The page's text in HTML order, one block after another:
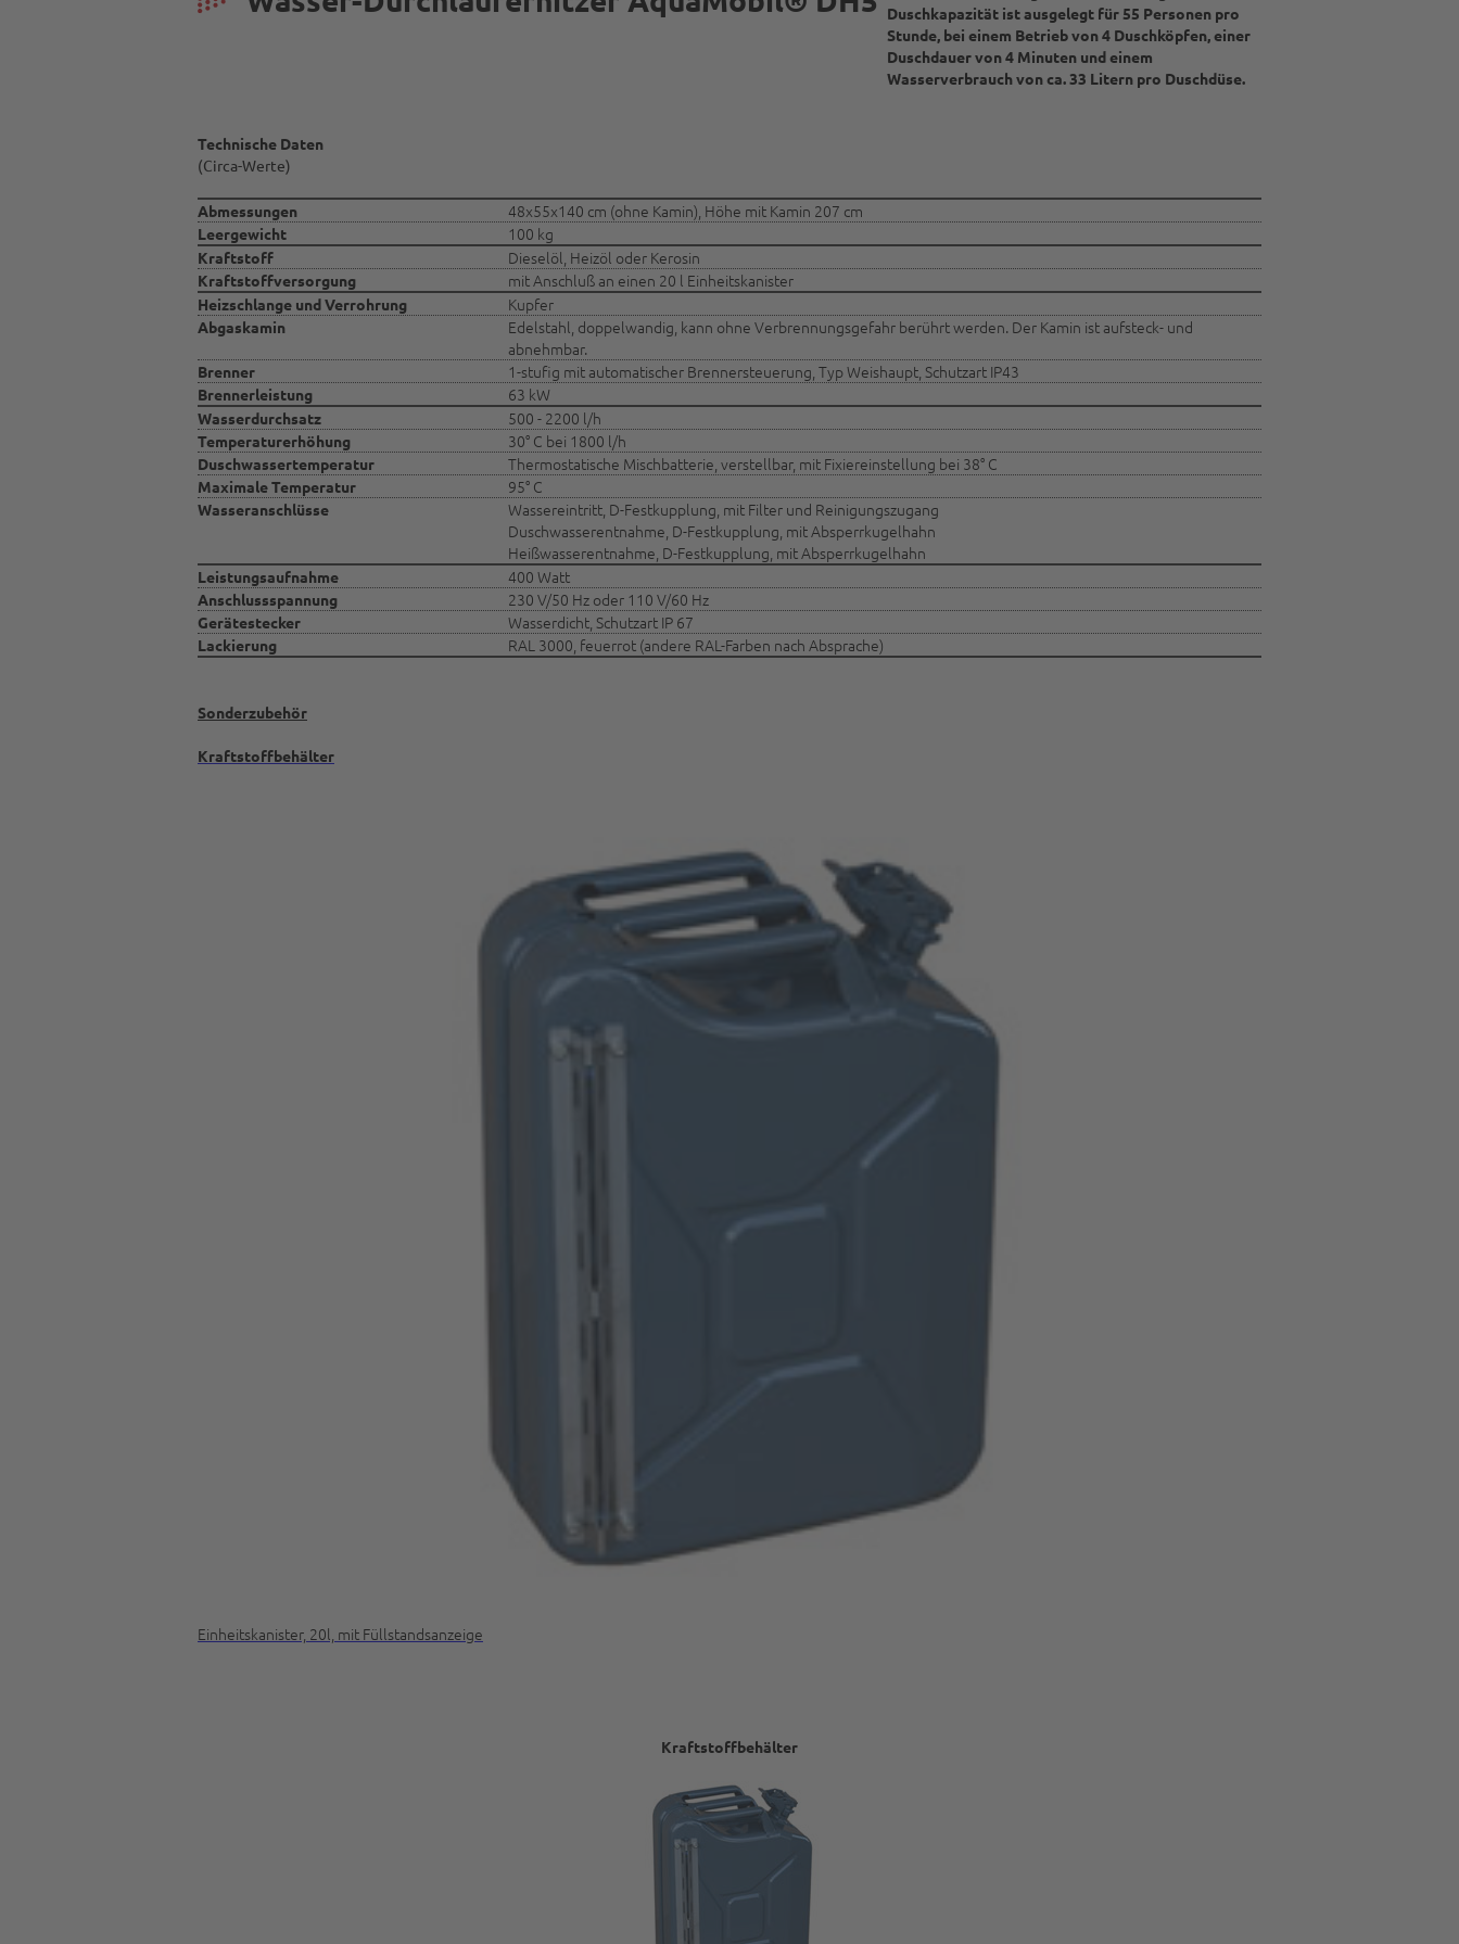
Duschkapazität ist ausgelegt für 55 Personen pro
Stunde, bei einem Betrieb von 4 Duschköpfen, einer
Duschdauer von 4 Minuten und einem
Wasserverbrauch von ca. 33 Litern pro Duschdüse.
Technische Daten
(Circa-Werte)
Abmessungen 48x55x140 cm (ohne Kamin), Höhe mit Kamin 207 cm
Leergewicht 100 kg
Kraftstoff Dieselöl, Heizöl oder Kerosin
Kraftstoffversorgung mit Anschluß an einen 20 l Einheitskanister
Heizschlange und Verrohrung Kupfer
Abgaskamin
Edelstahl, doppelwandig, kann ohne Verbrennungsgefahr berührt werden. Der Kamin ist aufsteck- und
abnehmbar.
Brenner 1-stufig mit automatischer Brennersteuerung, Typ Weishaupt, Schutzart IP43
Brennerleistung 63 kW
Wasserdurchsatz 500 - 2200 l/h
Temperaturerhöhung 30° C bei 1800 l/h
Duschwassertemperatur Thermostatische Mischbatterie, verstellbar, mit Fixiereinstellung bei 38° C
Maximale Temperatur 95° C
Wasseranschlüsse
Wassereintritt, D-Festkupplung, mit Filter und Reinigungszugang
Duschwasserentnahme, D-Festkupplung, mit Absperrkugelhahn
Heißwasserentnahme, D-Festkupplung, mit Absperrkugelhahn
Leistungsaufnahme 400 Watt
Anschlussspannung 230 V/50 Hz oder 110 V/60 Hz
Gerätestecker Wasserdicht, Schutzart IP 67
Lackierung RAL 3000, feuerrot (andere RAL-Farben nach Absprache)
Sonderzubehör
Kraftstoffbehälter
Einheitskanister, 20l, mit Füllstandsanzeige
Kraftstoffbehälter